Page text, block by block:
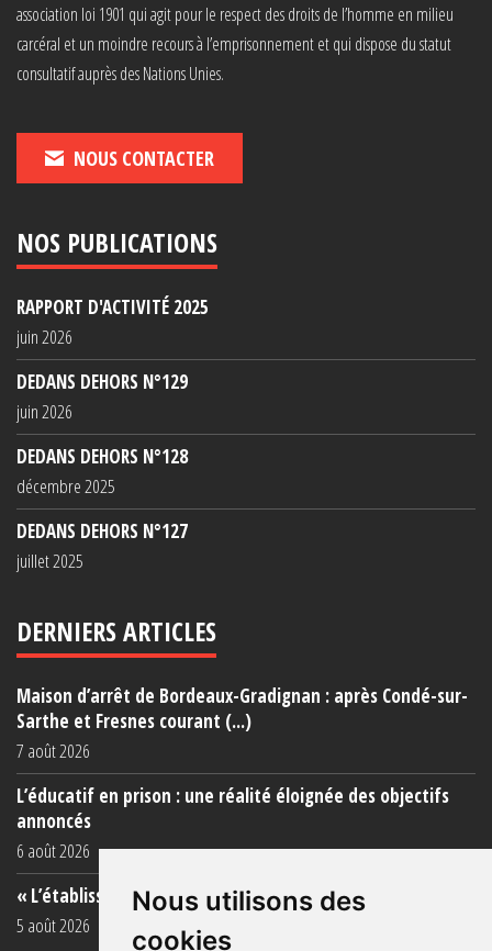
Nous utilisons des
cookies
association loi 1901 qui agit pour le respect des droits de l’homme en milieu
carcéral et un moindre recours à l’emprisonnement et qui dispose du statut
consultatif auprès des Nations Unies.
NOUS CONTACTER
NOS PUBLICATIONS
RAPPORT D'ACTIVITÉ 2025
juin 2026
DEDANS DEHORS N°129
juin 2026
DEDANS DEHORS N°128
décembre 2025
DEDANS DEHORS N°127
juillet 2025
DERNIERS ARTICLES
Maison d’arrêt de Bordeaux-Gradignan : après Condé-sur-
Sarthe et Fresnes courant (...)
7 août 2026
L’éducatif en prison : une réalité éloignée des objectifs
annoncés
6 août 2026
« L’établissement est une porcherie totale »
5 août 2026